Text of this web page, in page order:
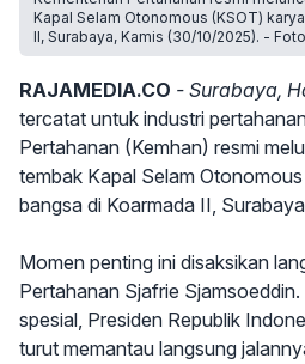
Kapal Selam Otonomous (KSOT)
II, Surabaya, Kamis (30/10/2025). -
RAJAMEDIA.CO - Surabaya,
tercatat untuk industri
Pertahanan (Kemhan) resmi
tembak Kapal Selam
bangsa di Koarmada II,
Momen penting ini disaksikan
Pertahanan Sjafrie
spesial, Presiden Republik
turut memantau langsung